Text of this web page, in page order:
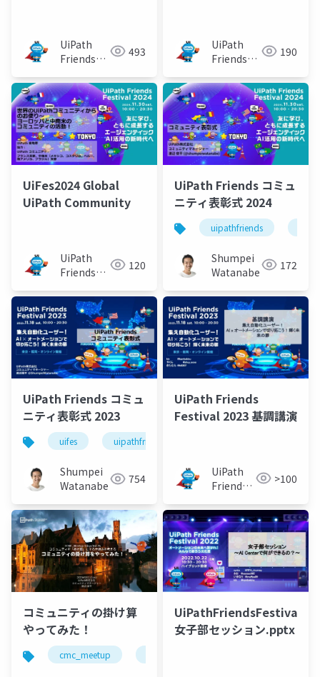
UiPath
Friends
493
UiPath
Friends
190
UiFes2024 Global
UiPath Community
UiPath
Friends
120
UiPath Friends コミュ
ニティ表彰式 2024
uipathfriends
Shumpei
Watanabe
172
UiPath Friends コミュ
ニティ表彰式 2023
uifes uipathfriends
Shumpei
Watanabe
754
UiPath Friends
Festival 2023 基調講演
UiPath
Friends
>100
コミュニティの掛け算
やってみた！
cmc_meetup
女子部セッション.pptx